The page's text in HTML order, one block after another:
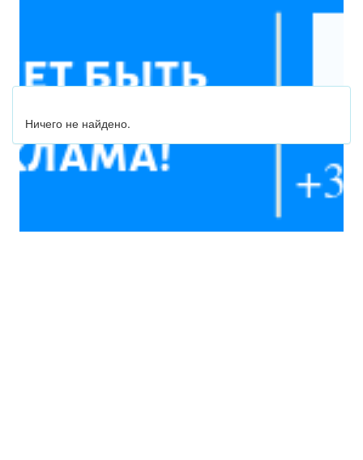
Ничего не найдено.